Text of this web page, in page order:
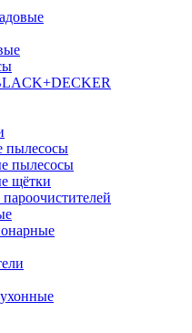
пылесосы
пылесосы
щётки